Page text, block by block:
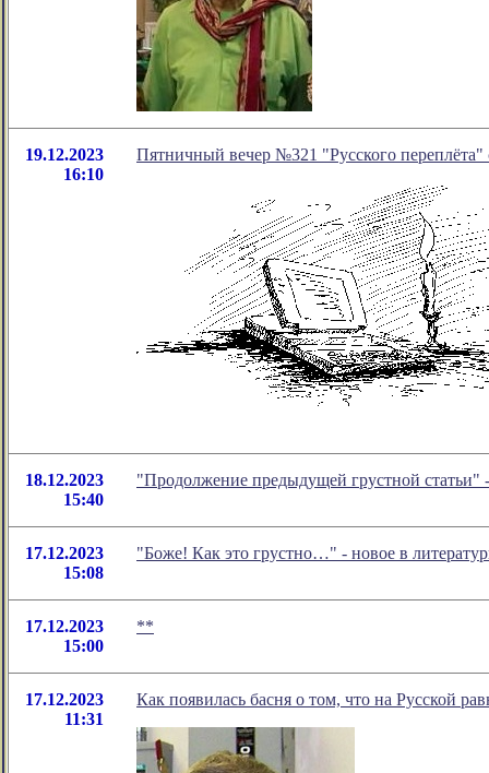
19.12.2023
16:10
Пятничный вечер №321 "Русского переплёта"
18.12.2023
15:40
"Продолжение предыдущей грустной
17.12.2023
15:08
"Боже! Как это грустно…" - новое в
17.12.2023
15:00
**
17.12.2023
11:31
Как появилась басня о том, что на Русской